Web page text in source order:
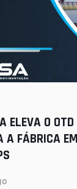
ELEVA O
A FÁBRICA